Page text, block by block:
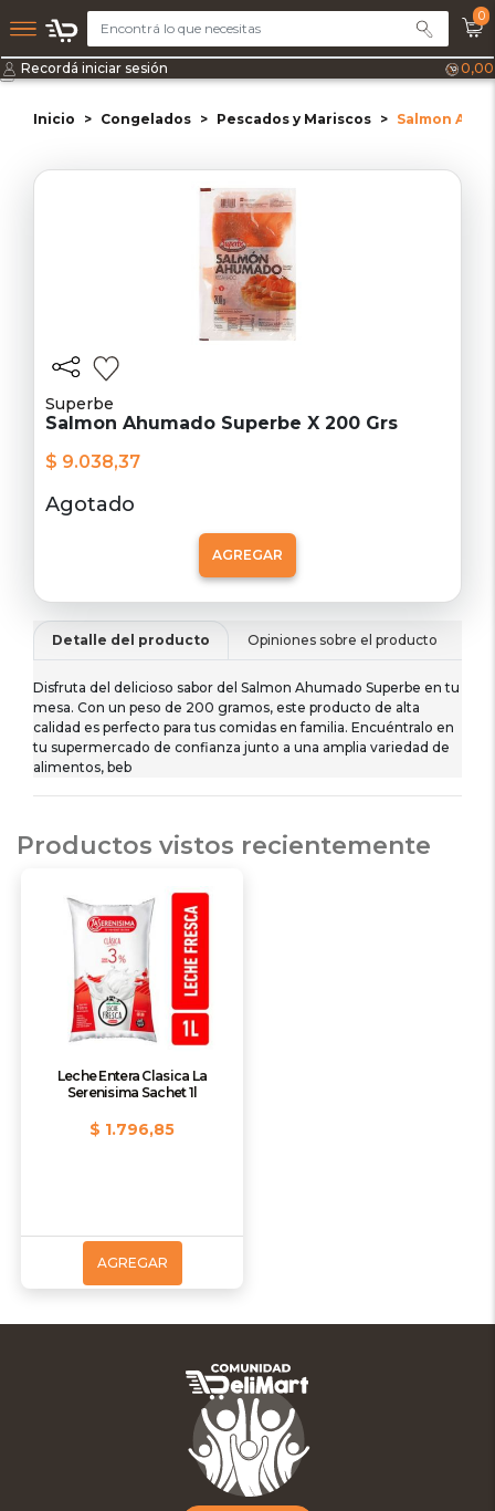
0
Recordá iniciar sesión 0,00
Inicio Congelados Pescados y Mariscos Salmon
Superbe
Salmon Ahumado Superbe X 200 Grs
$ 9.038,37
Agotado
AGREGAR
Detalle del producto Opiniones sobre el producto
Disfruta del delicioso sabor del Salmon Ahumado Superbe en tu
mesa. Con un peso de 200 gramos, este producto de alta
calidad es perfecto para tus comidas en familia. Encuéntralo en
tu supermercado de confianza junto a una amplia variedad de
alimentos, beb
Productos vistos recientemente
Leche Entera Clasica La
Serenisima Sachet 1l
$ 1.796,85
AGREGAR